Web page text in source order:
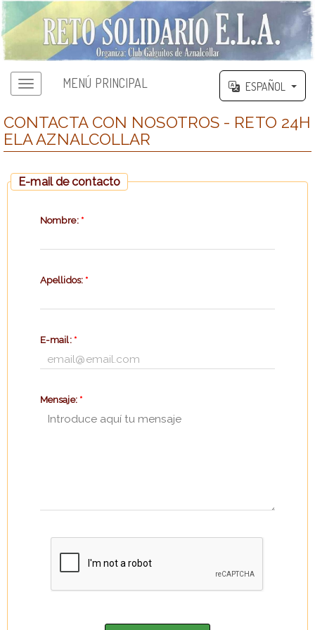
MENÚ PRINCIPAL ESPAÑOL
CONTACTA CON NOSOTROS - RETO 24H
ELA AZNALCOLLAR
E-mail de contacto
Nombre: *
Apellidos: *
E-mail: *
Mensaje: *